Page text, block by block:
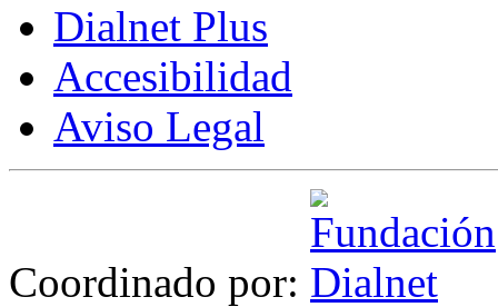
Dialnet Plus
Accesibilidad
Aviso Legal
Coordinado por: